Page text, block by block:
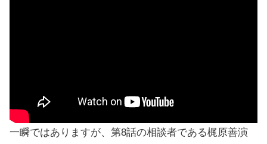
一瞬ではありますが、第8話の相談者である梶原善演